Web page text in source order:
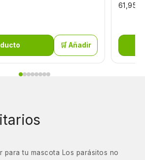
🛒 Añadir
61,95
tu mascota Los parásitos no